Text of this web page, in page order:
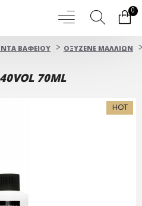
0
ΒΑΦΕΙΟΥ OΞYZENE ΜΑΛΛΙΩΝ
70ML
HOT